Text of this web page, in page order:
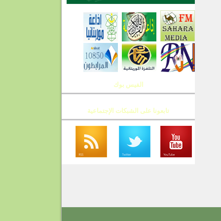
الفيس بوك
تابعونا على الشبكات الإجتماعية